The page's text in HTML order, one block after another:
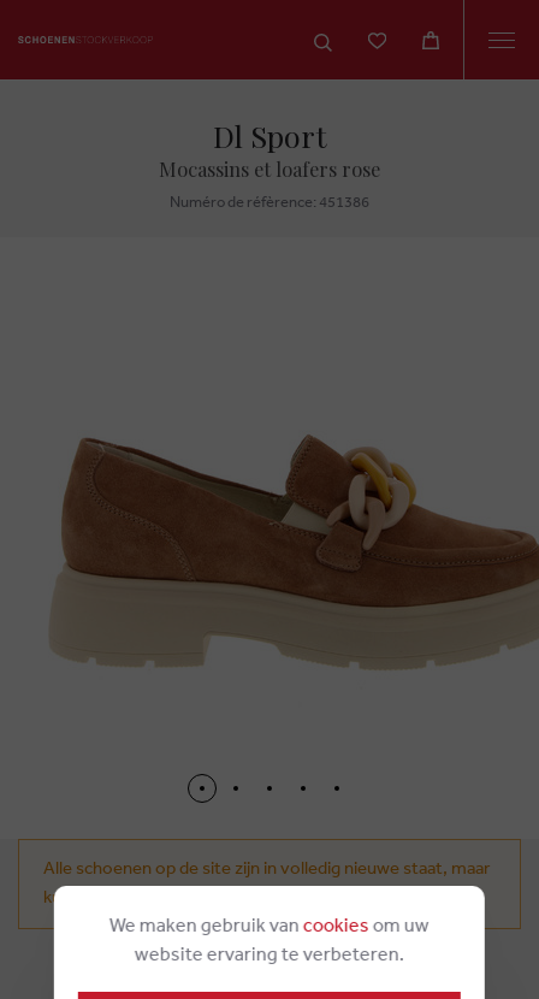
Dl Sport
Mocassins et loafers rose
Numéro de réfèrence: 451386
Alle schoenen op de site zijn in volledig nieuwe staat, maar
kunnen tekenen van doorpas vertonen.
€ 189,00
We maken gebruik van cookies om uw
website ervaring te verbeteren.